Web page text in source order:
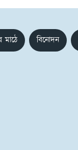
মাঠে বিনোদন